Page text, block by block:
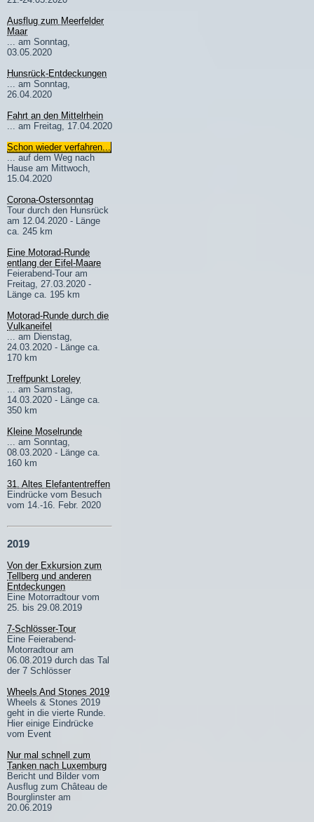
Ausflug zum Meerfelder
Maar
... am Sonntag,
03.05.2020
Hunsrück-Entdeckungen
... am Sonntag,
26.04.2020
Fahrt an den Mittelrhein
... am Freitag, 17.04.2020
Schon wieder verfahren...
... auf dem Weg nach
Hause am Mittwoch,
15.04.2020
Corona-Ostersonntag
Tour durch den Hunsrück
am 12.04.2020 - Länge
ca. 245 km
Eine Motorad-Runde
entlang der Eifel-Maare
Feierabend-Tour am
Freitag, 27.03.2020 -
Länge ca. 195 km
Motorad-Runde durch die
Vulkaneifel
... am Dienstag,
24.03.2020 - Länge ca.
170 km
Treffpunkt Loreley
... am Samstag,
14.03.2020 - Länge ca.
350 km
Kleine Moselrunde
... am Sonntag,
08.03.2020 - Länge ca.
160 km
31. Altes Elefantentreffen
Eindrücke vom Besuch
vom 14.-16. Febr. 2020
2019
Von der Exkursion zum
Tellberg und anderen
Entdeckungen
Eine Motorradtour vom
25. bis 29.08.2019
7-Schlösser-Tour
Eine Feierabend-
Motorradtour am
06.08.2019 durch das Tal
der 7 Schlösser
Wheels And Stones 2019
Wheels & Stones 2019
geht in die vierte Runde.
Hier einige Eindrücke
vom Event
Nur mal schnell zum
Tanken nach Luxemburg
Bericht und Bilder vom
Ausflug zum Château de
Bourglinster am
20.06.2019